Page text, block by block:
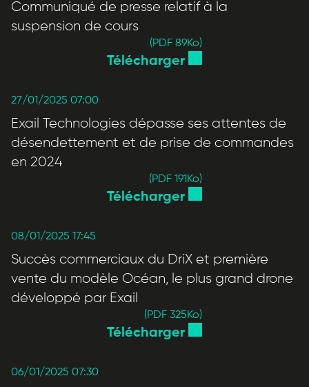
Communiqué de presse relatif à la
suspension de cours
(PDF 89Ko)
Télécharger
27/01/2025 07:00
Exail Technologies dépasse ses attentes de
désendettement et de prise de commandes
en 2024
(PDF 191 Ko)
Télécharger
08/01/2025 17:45
Succès commerciaux du DriX et première
vente du modèle Océan, le plus grand drone
développé par Exail
(PDF 325Ko)
Télécharger
06/01/2025 07:30